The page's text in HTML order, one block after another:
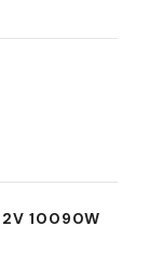
10090W